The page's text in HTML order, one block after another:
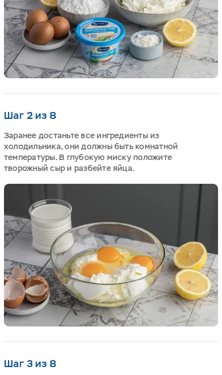
Шаг 2 из 8
Заранее достаньте все ингредиенты из
холодильника, они должны быть комнатной
температуры. В глубокую миску положите
творожный сыр и разбейте яйца.
Шаг 3 из 8